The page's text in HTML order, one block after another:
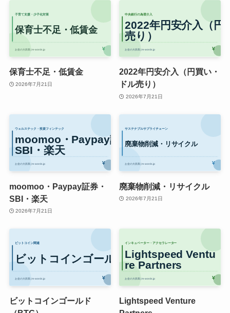
保育士不足・低賃金
2026年7月21日
2022年円安介入（円買い・
ドル売り）
2026年7月21日
moomoo・Paypay証券・
SBI・楽天
2026年7月21日
廃棄物削減・リサイクル
2026年7月21日
ビットコインゴールド
Lightspeed Venture